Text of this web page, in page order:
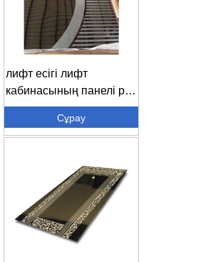
лифт есігі лифт
кабинасының панелі pvd
жабыны ...
Сұрау